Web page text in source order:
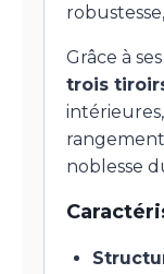
Grâce à ses
trois
noblesse